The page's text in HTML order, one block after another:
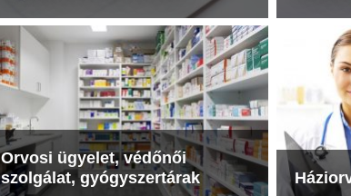
Orvosi ügyelet, védőnői
szolgálat, gyógyszertárak